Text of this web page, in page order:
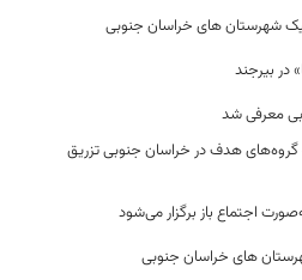
شهرستان های خراسان جنوبی
در بیرجند
معرفی شد
به گروه‌های هدف در خراسان جنوبی تزریق
های خراسان جنوبی